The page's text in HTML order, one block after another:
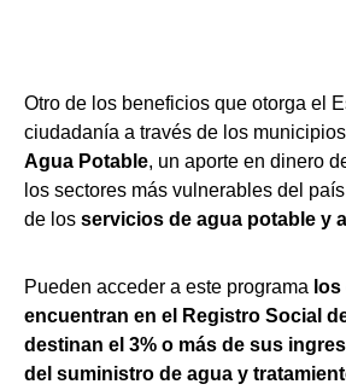
Otro de los beneficios que otorga el
ciudadanía a través de los municipios
Agua Potable, un aporte en dinero
los sectores más vulnerables del
de los servicios de agua potable y
Pueden acceder a este programa
encuentran en el Registro Social
destinan el 3% o más de sus
del suministro de agua y